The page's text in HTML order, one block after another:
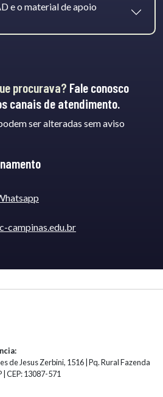
e o material de apoio
procurava? Fale conosco
canais de atendimento.
ser alteradas sem aviso
campinas.edu.br
de Jesus Zerbini, 1516 | Pq. Rural Fazenda
| CEP: 13087-571